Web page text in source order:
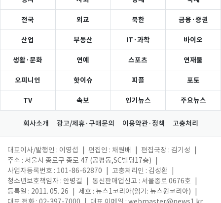
전국 외교 북한 금융·증권
산업 부동산 IT·과학 바이오
생활·문화 연예 스포츠 연재물
오피니언 핫이슈 피플 포토
TV 속보 인기뉴스 주요뉴스
회사소개 광고/제휴·구매문의 이용약관·정책 고충처리
대표이사/발행인 : 이영섭 편집인 : 채원배 편집국장 : 김기성
주소 : 서울시 종로구 종로 47 (공평동,SC빌딩17층)
사업자등록번호 : 101-86-62870
고충처리인 : 김성환
청소년보호책임자 : 안병길
통신판매업신고 : 서울종로 0676호
등록일 : 2011. 05. 26
제호 : 뉴스1코리아(읽기: 뉴스원코리아)